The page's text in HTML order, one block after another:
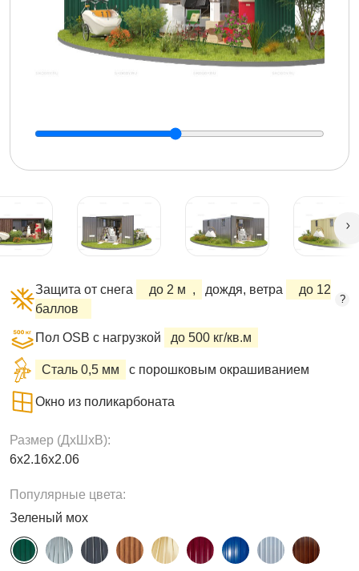
Защита от снега до 2 м , дождя, ветра
до 12
баллов
?
Пол OSB с нагрузкой до 500 кг/кв.м
Сталь 0,5 мм с порошковым окрашиванием
Окно из поликарбоната
Размер (ДxШxВ):
6х2.16х2.06
Популярные цвета:
Зеленый мох